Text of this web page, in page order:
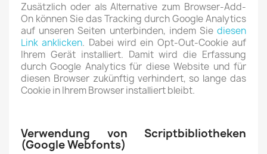
Zusätzlich oder als Alternative zum Browser-Add-
On können Sie das Tracking durch Google Analytics
auf unseren Seiten unterbinden, indem Sie diesen
Link anklicken. Dabei wird ein Opt-Out-Cookie auf
Ihrem Gerät installiert. Damit wird die Erfassung
durch Google Analytics für diese Website und für
diesen Browser zukünftig verhindert, so lange das
Cookie in Ihrem Browser installiert bleibt.
Verwendung von Scriptbibliotheken
(Google Webfonts)